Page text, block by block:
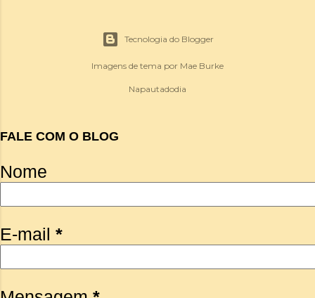
Tecnologia do Blogger
Imagens de tema por Mae Burke
Napautadodia
FALE COM O BLOG
Nome
E-mail *